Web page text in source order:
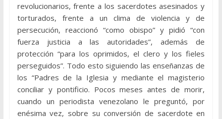
revolucionarios, frente a los sacerdotes asesinados y
torturados, frente a un clima de violencia y de
persecución, reaccionó “como obispo” y pidió “con
fuerza justicia a las autoridades”, además de
protección “para los oprimidos, el clero y los fieles
perseguidos”. Todo esto siguiendo las enseñanzas de
los “Padres de la Iglesia y mediante el magisterio
conciliar y pontificio. Pocos meses antes de morir,
cuando un periodista venezolano le preguntó, por
enésima vez, sobre su conversión de sacerdote en